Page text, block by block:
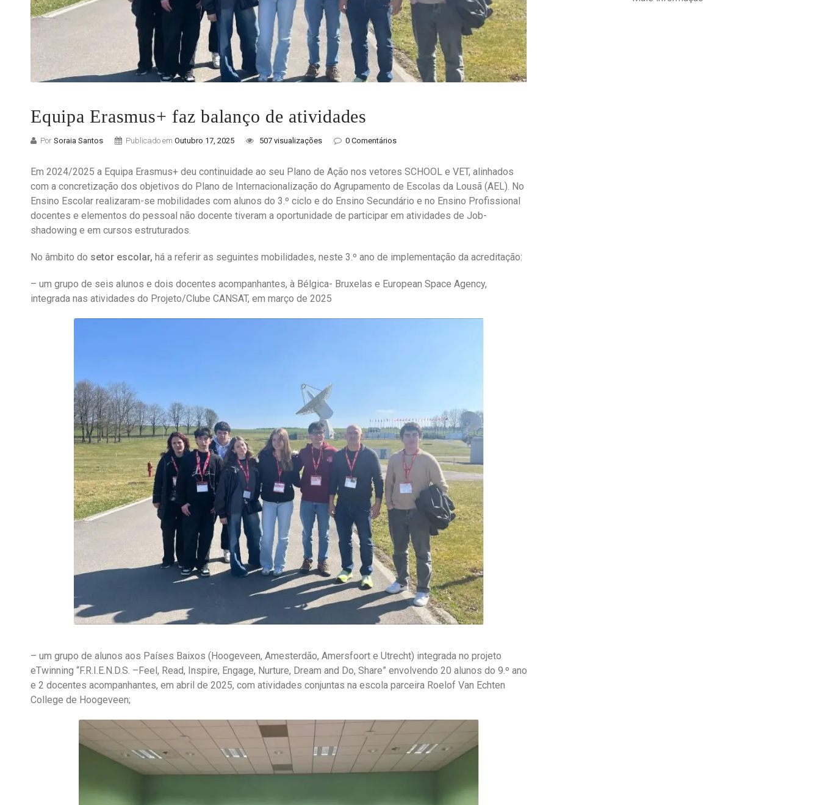
Equipa Erasmus+ faz balanço de atividades
Por Soraia Santos Publicado em Outubro 17, 2025 507 visualizações 0 Comentários
Em 2024/2025 a Equipa Erasmus+ deu continuidade ao seu Plano de Ação nos vetores SCHOOL e VET, alinhados
com a concretização dos objetivos do Plano de Internacionalização do Agrupamento de Escolas da Lousã (AEL). No
Ensino Escolar realizaram-se mobilidades com alunos do 3.º ciclo e do Ensino Secundário e no Ensino Profissional
docentes e elementos do pessoal não docente tiveram a oportunidade de participar em atividades de Job-
shadowing e em cursos estruturados.
No âmbito do setor escolar, há a referir as seguintes mobilidades, neste 3.º ano de implementação da acreditação:
– um grupo de seis alunos e dois docentes acompanhantes, à Bélgica- Bruxelas e European Space Agency,
integrada nas atividades do Projeto/Clube CANSAT, em março de 2025
– um grupo de alunos aos Países Baixos (Hoogeveen, Amesterdão, Amersfoort e Utrecht) integrada no projeto
eTwinning “F.R.I.E.N.D.S. –Feel, Read, Inspire, Engage, Nurture, Dream and Do, Share” envolvendo 20 alunos do 9.º ano
e 2 docentes acompanhantes, em abril de 2025, com atividades conjuntas na escola parceira Roelof Van Echten
College de Hoogeveen;